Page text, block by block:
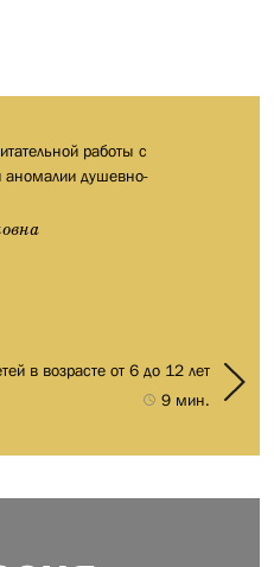
работы с
душевно-
в возрасте от 6 до 12 лет
9 мин.